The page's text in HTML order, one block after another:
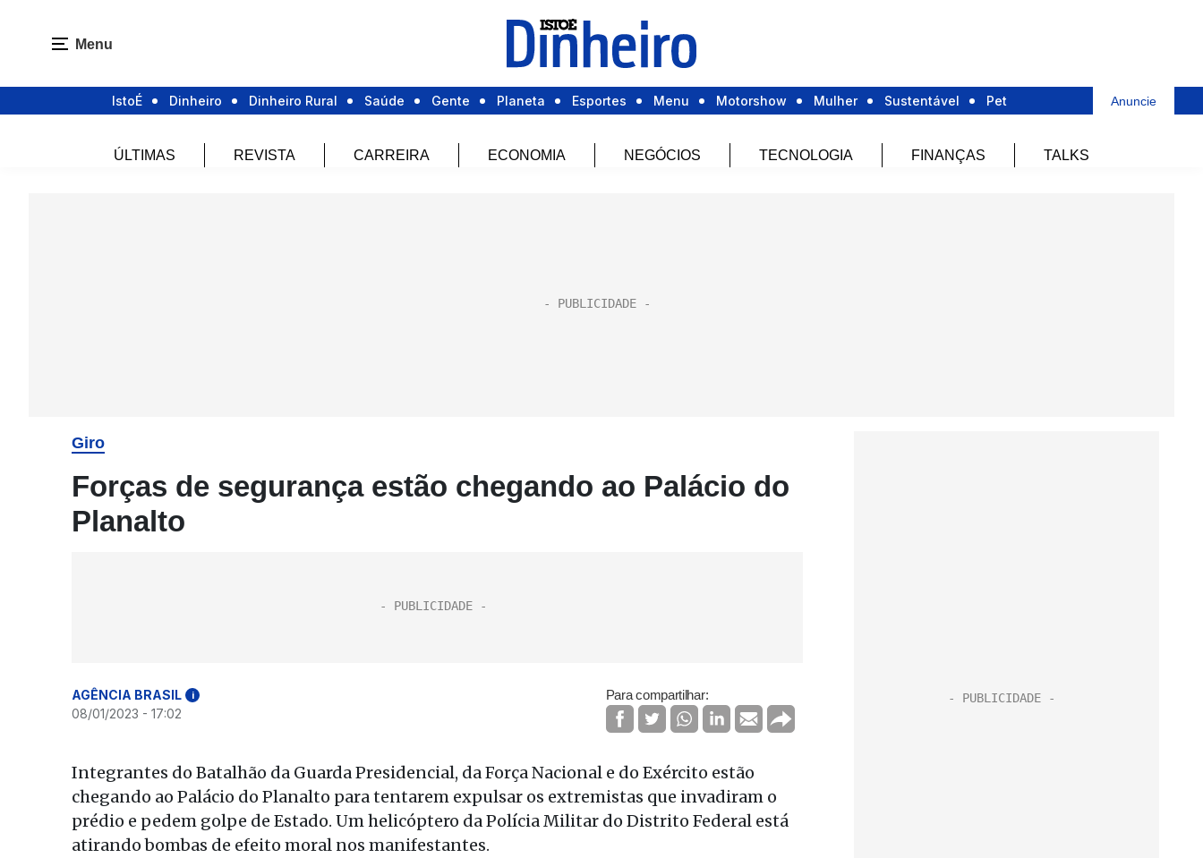
Menu
IstoÉ Dinheiro Dinheiro Rural Saúde Gente Planeta Esportes Menu Motorshow Mulher Sustentável Pet Anuncie
ÚLTIMAS REVISTA CARREIRA ECONOMIA NEGÓCIOS TECNOLOGIA FINANÇAS TALKS
Giro
Forças de segurança estão chegando ao Palácio do
Planalto
AGÊNCIA BRASIL i
08/01/2023 - 17:02
Para compartilhar:
Integrantes do Batalhão da Guarda Presidencial, da Força Nacional e do Exército estão
chegando ao Palácio do Planalto para tentarem expulsar os extremistas que invadiram o
prédio e pedem golpe de Estado. Um helicóptero da Polícia Militar do Distrito Federal está
atirando bombas de efeito moral nos manifestantes.